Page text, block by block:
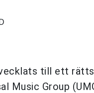
till ett
Music Group